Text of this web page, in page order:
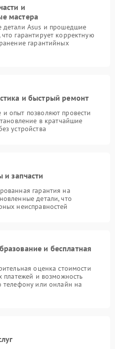
и
мастера
детали Asus и прошедшие
гарантирует корректную
гарантийных
и быстрый ремонт
опыт позволяют провести
в кратчайшие
устройства
и запчасти
гарантия на
детали, что
неисправностей
и бесплатная
оценка стоимости
платежей и возможность
телефону или онлайн на